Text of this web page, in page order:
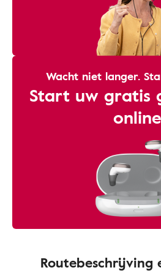
Wacht niet langer.
Start uw gratis
online
Routebeschrijving